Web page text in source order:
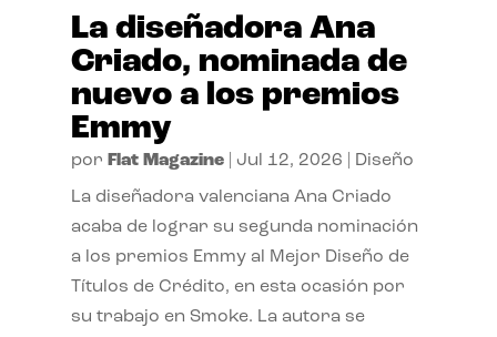
La diseñadora Ana
Criado, nominada de
nuevo a los premios
Emmy
por Flat Magazine| Jul 12, 2026 Diseño
La diseñadora valenciana Ana Criado
acaba de lograr su segunda nominación
a los premios Emmy al Mejor Diseño de
Títulos de Crédito, en esta ocasión por
su trabajo en Smoke. La autora se